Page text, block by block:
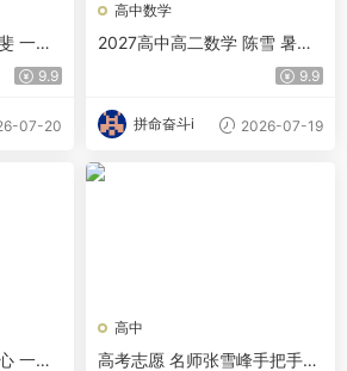
一轮
9.9
07-20
高中数学
2027高中高二数学 陈雪 暑假
9.9
拼命奋斗i 2026-07-19
高中
高考志愿 名师张雪峰手把手教